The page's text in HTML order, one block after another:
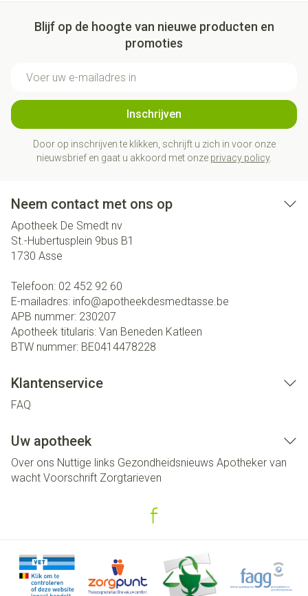
Blijf op de hoogte van nieuwe producten en
promoties
Inschrijven
Door op inschrijven te klikken, schrijft u zich in voor onze
nieuwsbrief en gaat u akkoord met onze privacy policy.
Neem contact met ons op
Apotheek De Smedt nv
St.-Hubertusplein 9bus B1
1730 Asse
Telefoon: 02 452 92 60
E-mailadres: info@apotheekdesmedtasse.be
APB nummer: 230207
Apotheek titularis: Van Beneden Katleen
BTW nummer: BE0414478228
Klantenservice
FAQ
Uw apotheek
Over ons Nuttige links Gezondheidsnieuws Apotheker van
wacht Voorschrift Zorgtarieven